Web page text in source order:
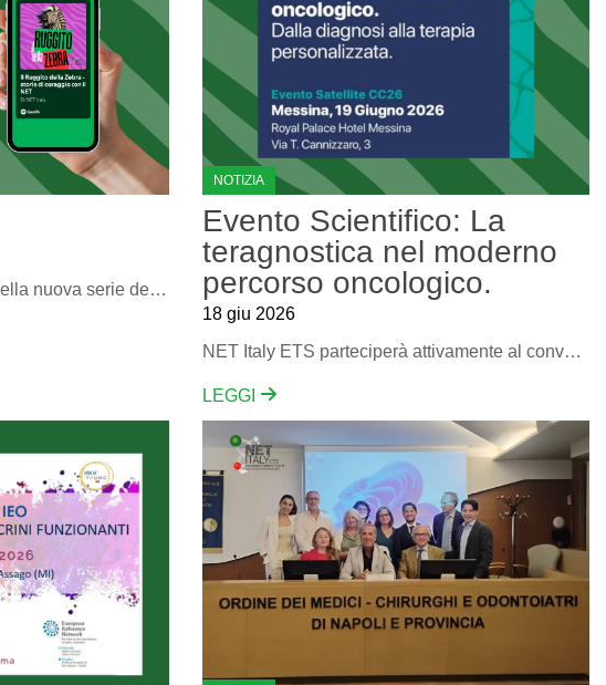
la prima di quattro puntate della nuova serie del podcast di Net Italy " il ruggito della zebra" è on air
NOTIZIA
Evento Scientifico: La
teragnostica nel moderno
percorso oncologico.
18 giu 2026
NET Italy ETS parteciperà attivamente al convegno per portare la voce delle persone colpite da questa malattia. La presenza dell’associazione alla tavola rotonda garantisce che il punto di vista del paziente rimanga centrale nella discussione scientifica.
LEGGI